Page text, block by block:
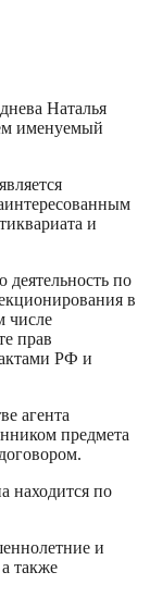
Наталья
именуемый
и
деятельность по
в
числе
прав
РФ и
агента
предмета
находится по
и
также